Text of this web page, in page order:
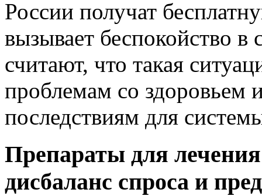
России получат
вызывает беспокойство в
считают, что такая
проблемам со здоровьем
последствиям для
Препараты для
дисбаланс спроса и